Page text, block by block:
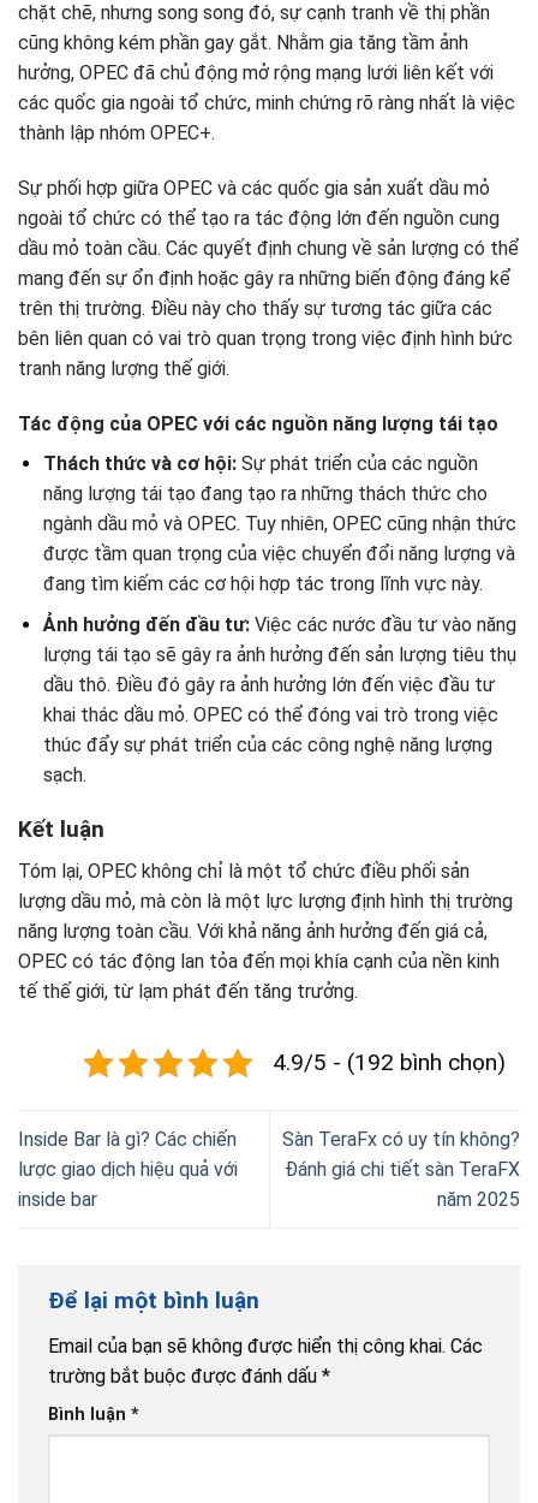
chặt chẽ, nhưng song song đó, sự cạnh tranh về thị phần
cũng không kém phần gay gắt. Nhằm gia tăng tầm ảnh
hưởng, OPEC đã chủ động mở rộng mạng lưới liên kết với
các quốc gia ngoài tổ chức, minh chứng rõ ràng nhất là việc
thành lập nhóm OPEC+.
Sự phối hợp giữa OPEC và các quốc gia sản xuất dầu mỏ
ngoài tổ chức có thể tạo ra tác động lớn đến nguồn cung
dầu mỏ toàn cầu. Các quyết định chung về sản lượng có thể
mang đến sự ổn định hoặc gây ra những biến động đáng kể
trên thị trường. Điều này cho thấy sự tương tác giữa các
bên liên quan có vai trò quan trọng trong việc định hình bức
tranh năng lượng thế giới.
Tác động của OPEC với các nguồn năng lượng tái tạo
Thách thức và cơ hội: Sự phát triển của các nguồn
năng lượng tái tạo đang tạo ra những thách thức cho
ngành dầu mỏ và OPEC. Tuy nhiên, OPEC cũng nhận thức
được tầm quan trọng của việc chuyển đổi năng lượng và
đang tìm kiếm các cơ hội hợp tác trong lĩnh vực này.
Ảnh hưởng đến đầu tư: Việc các nước đầu tư vào năng
lượng tái tạo sẽ gây ra ảnh hưởng đến sản lượng tiêu thụ
dầu thô. Điều đó gây ra ảnh hưởng lớn đến việc đầu tư
khai thác dầu mỏ. OPEC có thể đóng vai trò trong việc
thúc đẩy sự phát triển của các công nghệ năng lượng
sạch.
Kết luận
Tóm lại, OPEC không chỉ là một tổ chức điều phối sản
lượng dầu mỏ, mà còn là một lực lượng định hình thị trường
năng lượng toàn cầu. Với khả năng ảnh hưởng đến giá cả,
OPEC có tác động lan tỏa đến mọi khía cạnh của nền kinh
tế thế giới, từ lạm phát đến tăng trưởng.
4.9/5 - (192 bình chọn)
Inside Bar là gì? Các chiến
lược giao dịch hiệu quả với
inside bar
Sàn TeraFx có uy tín không?
Đánh giá chi tiết sàn TeraFX
năm 2025
Để lại một bình luận
Email của bạn sẽ không được hiển thị công khai. Các
trường bắt buộc được đánh dấu *
Bình luận *